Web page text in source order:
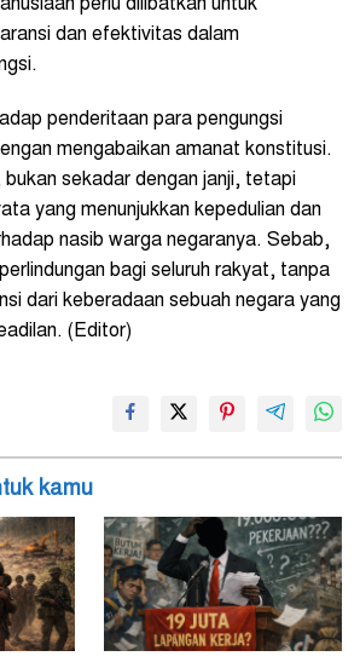
perlu dilibatkan untuk
dan efektivitas dalam
penderitaan para pengungsi
mengabaikan amanat konstitusi.
bukan sekadar dengan janji, tetapi
yang menunjukkan kepedulian dan
nasib warga negaranya. Sebab,
bagi seluruh rakyat, tanpa
dari keberadaan sebuah negara yang
(Editor)
kamu